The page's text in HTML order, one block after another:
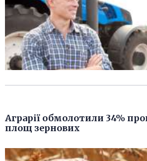
Аграрії обмолотили 34%
площ зернових